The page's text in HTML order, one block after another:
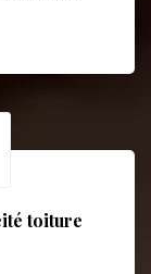
toiture